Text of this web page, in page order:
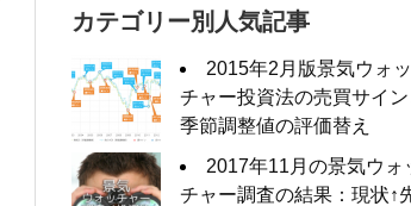
カテゴリー別人気記事
2015年2月版景気ウォッ
チャー投資法の売買サイン
季節調整値の評価替え
2017年11月の景気ウォ
チャー調査の結果：現状↑